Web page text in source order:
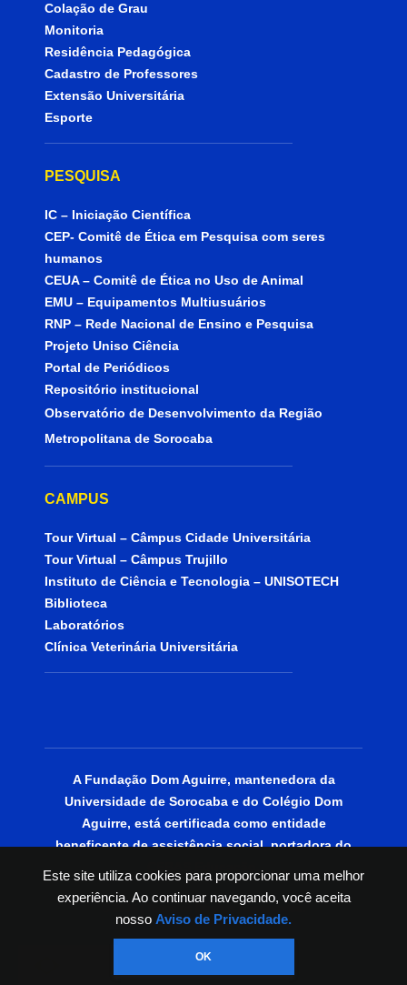
Este site utiliza cookies para proporcionar uma melhor
experiência. Ao continuar navegando, você aceita
nosso Aviso de Privacidade.
OK
Colação de Grau
Monitoria
Residência Pedagógica
Cadastro de Professores
Extensão Universitária
Esporte
PESQUISA
IC – Iniciação Científica
CEP- Comitê de Ética em Pesquisa com seres
humanos
CEUA – Comitê de Ética no Uso de Animal
EMU – Equipamentos Multiusuários
RNP – Rede Nacional de Ensino e Pesquisa
Projeto Uniso Ciência
Portal de Periódicos
Repositório institucional
Observatório de Desenvolvimento da Região
Metropolitana de Sorocaba
CAMPUS
Tour Virtual – Câmpus Cidade Universitária
Tour Virtual – Câmpus Trujillo
Instituto de Ciência e Tecnologia – UNISOTECH
Biblioteca
Laboratórios
Clínica Veterinária Universitária
A Fundação Dom Aguirre, mantenedora da
Universidade de Sorocaba e do Colégio Dom
Aguirre, está certificada como entidade
beneficente de assistência social, portadora do
© 2025 | Todos os Direitos Reservados.